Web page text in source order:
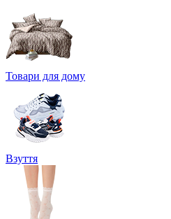
Товари для дому
Взуття